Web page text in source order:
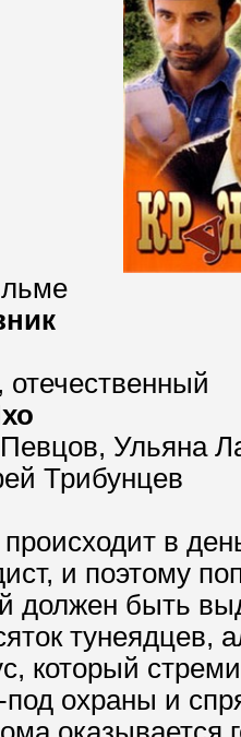
Ульяна
Трибунцев
в
и поэтому
должен быть
тунеядцев,
который
охраны и